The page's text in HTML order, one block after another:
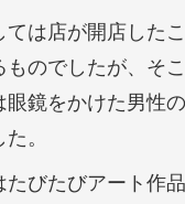
ては店が開店した
ものでしたが、そ
眼鏡をかけた男性
。
たびたびアート作